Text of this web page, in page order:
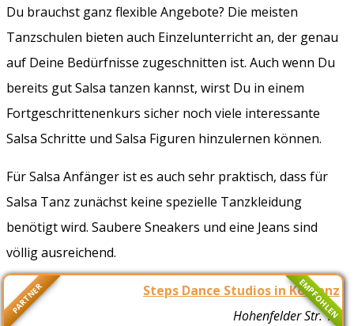
Du brauchst ganz flexible Angebote? Die meisten
Tanzschulen bieten auch Einzelunterricht an, der genau
auf Deine Bedürfnisse zugeschnitten ist. Auch wenn Du
bereits gut Salsa tanzen kannst, wirst Du in einem
Fortgeschrittenenkurs sicher noch viele interessante
Salsa Schritte und Salsa Figuren hinzulernen können.
Für Salsa Anfänger ist es auch sehr praktisch, dass für
Salsa Tanz zunächst keine spezielle Tanzkleidung
benötigt wird. Saubere Sneakers und eine Jeans sind
völlig ausreichend.
PARTNER EMPFOHLEN
Steps Dance Studios in Koblenz
Hohenfelder Str. 16